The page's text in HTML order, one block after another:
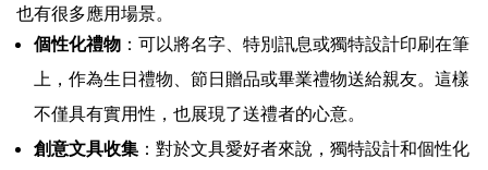
也有很多應用場景。
個性化禮物 ：可以將名字、特別訊息或獨特設計印刷在筆
上，作為生日禮物、節日贈品或畢業禮物送給親友。這樣
不僅具有實用性，也展現了送禮者的心意。
創意文具收集 ：對於文具愛好者來說，獨特設計和個性化